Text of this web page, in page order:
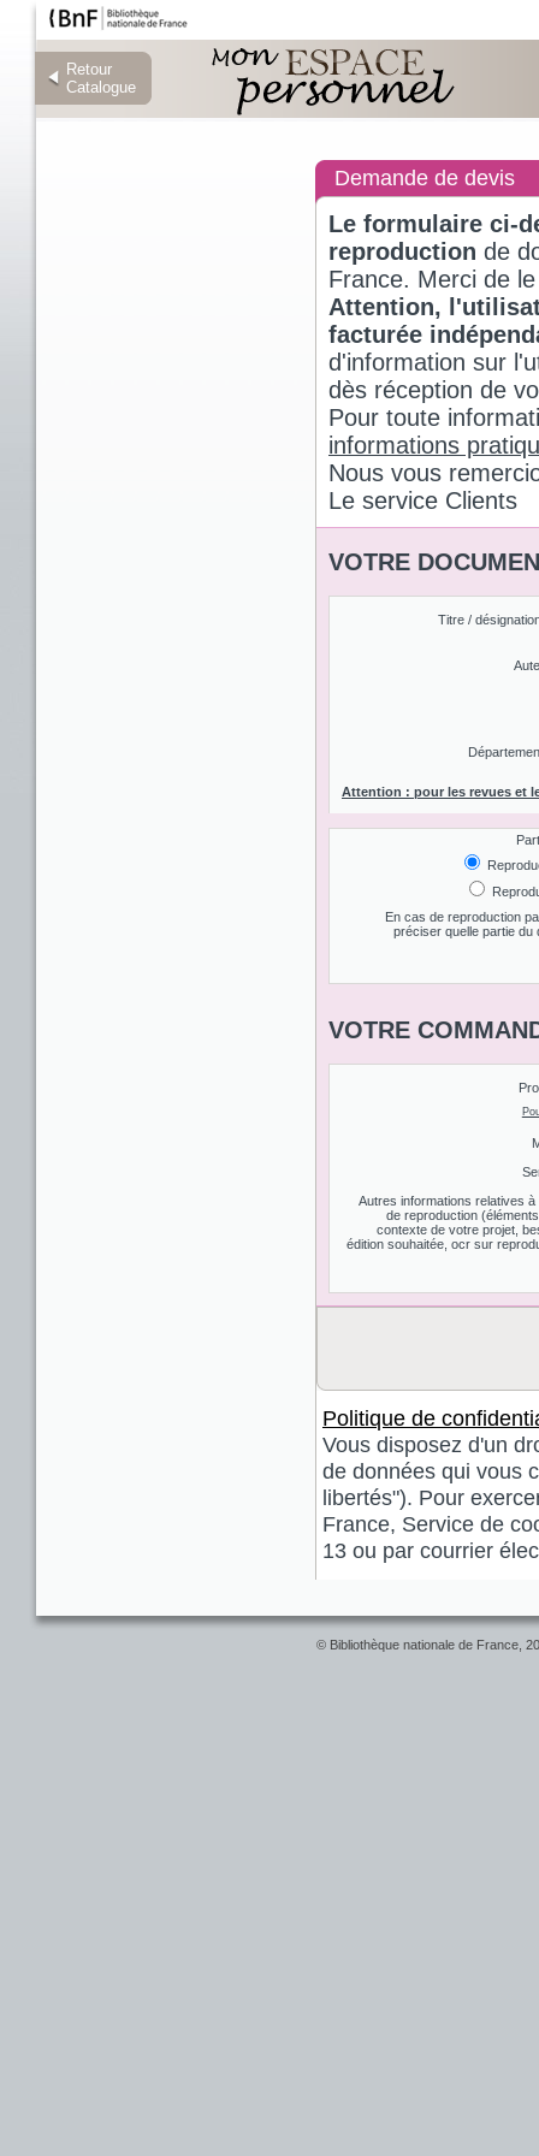
Retour
Catalogue
Retour
Catalogue
Demande de devis
Le formulaire ci-
reproduction de
France. Merci de
Attention,
facturée
d'information sur
dès réception de
Pour toute
informations
Nous vous
Le service Clients
VOTRE
Titre /
Attention : pour les revues et
En cas de reproduction
préciser quelle partie du
VOTRE
Autres informations relatives
de reproduction
contexte de votre projet,
édition souhaitée, ocr sur
Politique de
Vous disposez d'un
de données qui vous
libertés"). Pour
France, Service de
13 ou par courrier
© Bibliothèque nationale de France,